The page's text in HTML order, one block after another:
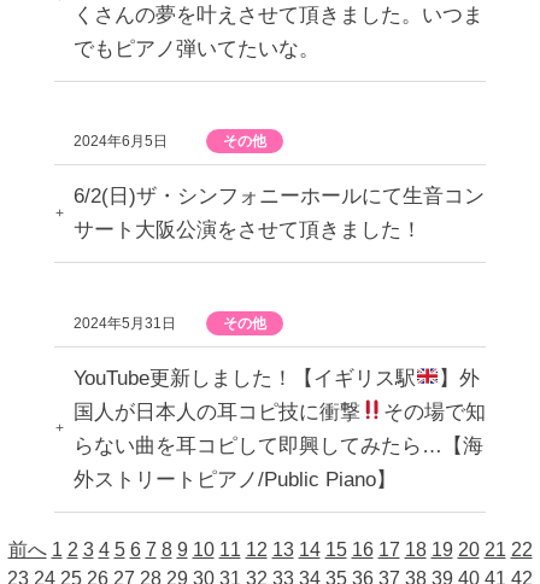
くさんの夢を叶えさせて頂きました。いつま
でもピアノ弾いてたいな。
2024年6月5日 その他
6/2(日)ザ・シンフォニーホールにて生音コン
サート大阪公演をさせて頂きました！
2024年5月31日 その他
YouTube更新しました！【イギリス駅
】外
国人が日本人の耳コピ技に衝撃
その場で知
らない曲を耳コピして即興してみたら…【海
外ストリートピアノ/Public Piano】
前へ 1 2 3 4 5 6 7 8 9 10 11 12 13 14 15 16 17 18 19 20 21 22
23 24 25 26 27 28 29 30 31 32 33 34 35 36 37 38 39 40 41 42